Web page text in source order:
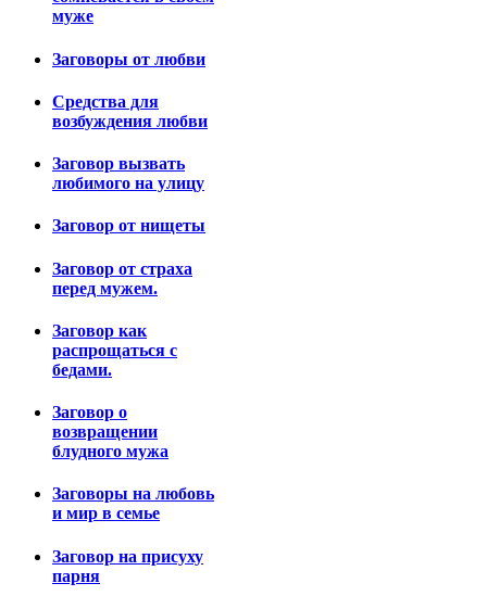
муже
Заговоры от любви
Средства для
возбуждения любви
Заговор вызвать
любимого на улицу
Заговор от нищеты
Заговор от страха
перед мужем.
Заговор как
распрощаться с
бедами.
Заговор о
возвращении
блудного мужа
Заговоры на любовь
и мир в семье
Заговор на присуху
парня